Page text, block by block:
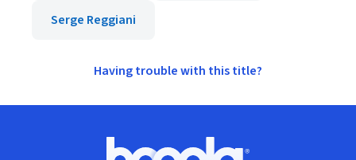
Serge Reggiani
Having trouble with this title?